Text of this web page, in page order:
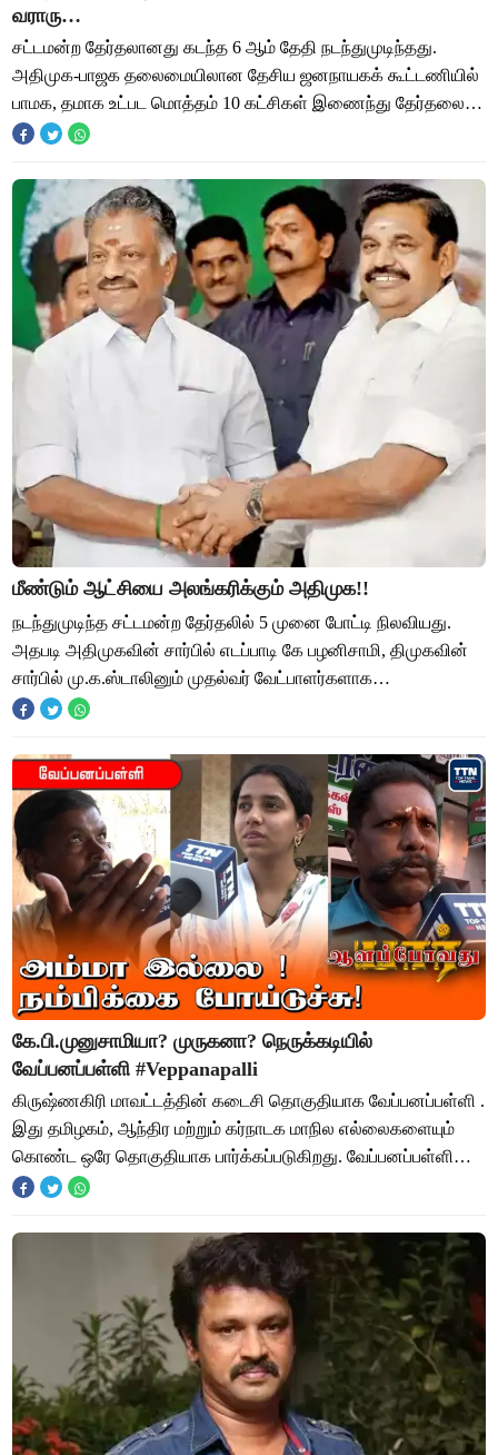
வராரு…
சட்டமன்ற தேர்தலானது கடந்த 6 ஆம் தேதி நடந்துமுடிந்தது.
அதிமுக-பாஜக தலைமையிலான தேசிய ஜனநாயகக் கூட்டணியில்
பாமக, தமாக உட்பட மொத்தம் 10 கட்சிகள் இணைந்து தேர்தலை
சந்தித்தன. அதேபோல் திமுக- காங்கிரஸ் தலைமைய
மீண்டும் ஆட்சியை அலங்கரிக்கும் அதிமுக!!
நடந்துமுடிந்த சட்டமன்ற தேர்தலில் 5 முனை போட்டி நிலவியது.
அதபடி அதிமுகவின் சார்பில் எடப்பாடி கே பழனிசாமி, திமுகவின்
சார்பில் மு.க.ஸ்டாலினும் முதல்வர் வேட்பாளர்களாக
அறிவிக்கப்பட்டு தேர்தலை சந்தித்தனர்.
கே.பி.முனுசாமியா? முருகனா? நெருக்கடியில்
வேப்பனப்பள்ளி #Veppanapalli
கிருஷ்ணகிரி மாவட்டத்தின் கடைசி தொகுதியாக வேப்பனப்பள்ளி .
இது தமிழகம், ஆந்திர மற்றும் கர்நாடக மாநில எல்லைகளையும்
கொண்ட ஒரே தொகுதியாக பார்க்கப்படுகிறது. வேப்பனப்பள்ளி
சட்டமன்ற தொகுதியில் வேப்பனப்பள்ளி,